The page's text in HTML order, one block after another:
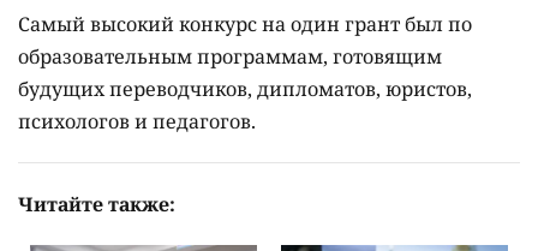
Самый высокий конкурс на один грант был по
образовательным программам, готовящим
будущих переводчиков, дипломатов, юристов,
психологов и педагогов.
Читайте также: